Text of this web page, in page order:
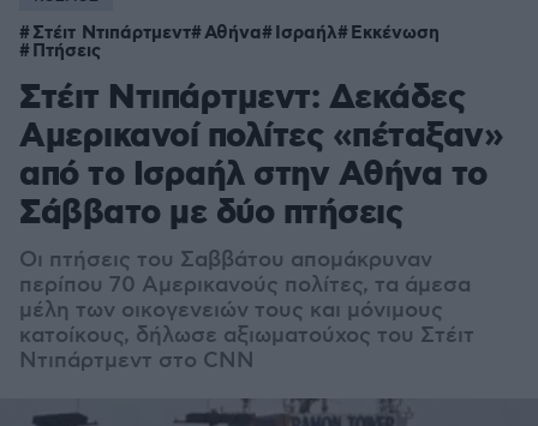
Στέιτ Ντιπάρτμεντ Αθήνα Ισραήλ Εκκένωση
Πτήσεις
Στέιτ Ντιπάρτμεντ: Δεκάδες
Αμερικανοί πολίτες «πέταξαν»
από το Ισραήλ στην Αθήνα το
Σάββατο με δύο πτήσεις
Οι πτήσεις του Σαββάτου απομάκρυναν
περίπου 70 Αμερικανούς πολίτες, τα άμεσα
μέλη των οικογενειών τους και μόνιμους
κατοίκους, δήλωσε αξιωματούχος του Στέιτ
Ντιπάρτμεντ στο CNN